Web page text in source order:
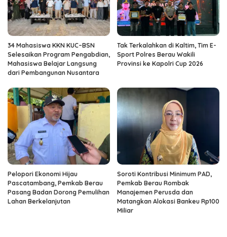
34 Mahasiswa KKN KUC–BSN
Selesaikan Program Pengabdian,
Mahasiswa Belajar Langsung
dari Pembangunan Nusantara
Tak Terkalahkan di Kaltim, Tim E-
Sport Polres Berau Wakili
Provinsi ke Kapolri Cup 2026
Pelopori Ekonomi Hijau
Pascatambang, Pemkab Berau
Pasang Badan Dorong Pemulihan
Lahan Berkelanjutan
Soroti Kontribusi Minimum PAD,
Pemkab Berau Rombak
Manajemen Perusda dan
Matangkan Alokasi Bankeu Rp100
Miliar